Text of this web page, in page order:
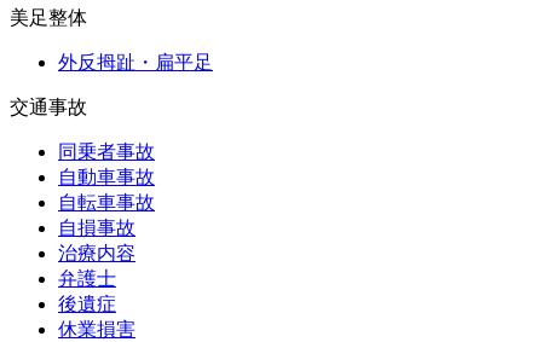
美足整体
外反拇趾・扁平足
交通事故
同乗者事故
自動車事故
自転車事故
自損事故
治療内容
弁護士
後遺症
休業損害